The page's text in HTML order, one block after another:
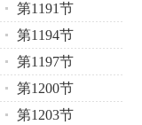
第1191节
第1194节
第1197节
第1200节
第1203节